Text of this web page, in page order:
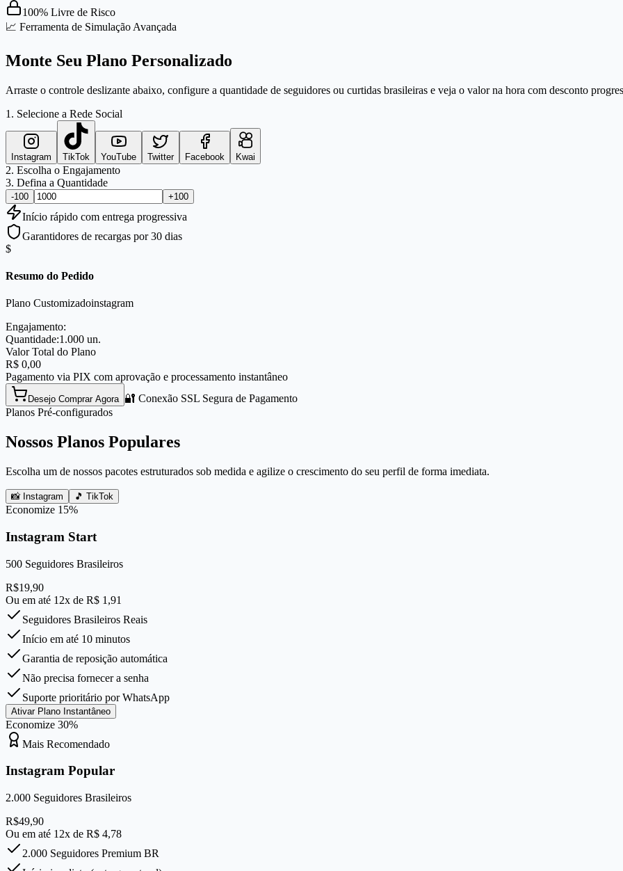
100% Livre de Risco
📈 Ferramenta de Simulação Avançada
Monte Seu Plano Personalizado
Arraste o controle deslizante abaixo, configure a quantidade de seguidores ou curtidas brasileiras e veja o valor na hora com desconto
1. Selecione a Rede Social
Instagram TikTok YouTube Twitter Facebook Kwai
2. Escolha o Engajamento
3. Defina a Quantidade
-100 +100
Início rápido com entrega progressiva
Garantidores de recargas por 30 dias
$
Resumo do Pedido
Plano Customizadoinstagram
Engajamento:
Quantidade:1.000 un.
Valor Total do Plano
R$ 0,00
Pagamento via PIX com aprovação e processamento instantâneo
Desejo Comprar Agora 🔐 Conexão SSL Segura de Pagamento
Planos Pré-configurados
Nossos Planos Populares
Escolha um de nossos pacotes estruturados sob medida e agilize o crescimento do seu perfil de forma imediata.
📸 Instagram 🎵 TikTok
Economize 15%
Instagram Start
500 Seguidores Brasileiros
R$19,90
Ou em até 12x de R$ 1,91
Seguidores Brasileiros Reais
Início em até 10 minutos
Garantia de reposição automática
Não precisa fornecer a senha
Suporte prioritário por WhatsApp
Ativar Plano Instantâneo
Economize 30%
Mais Recomendado
Instagram Popular
2.000 Seguidores Brasileiros
R$49,90
Ou em até 12x de R$ 4,78
2.000 Seguidores Premium BR